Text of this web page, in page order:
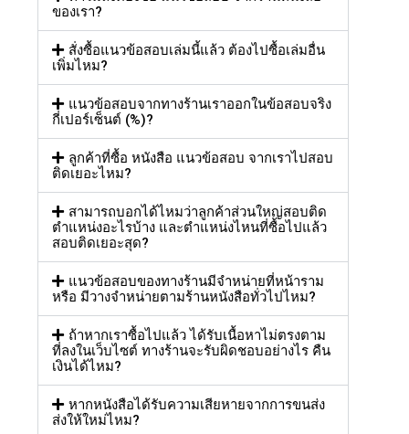
ของเรา?
สั่งซื้อแนวข้อสอบเล่มนี้แล้ว ต้องไปซื้อเล่มอื่น
เพิ่มไหม?
แนวข้อสอบจากทางร้านเราออกในข้อสอบจริง
กี่เปอร์เซ็นต์ (%)?
ลูกค้าที่ซื้อ หนังสือ แนวข้อสอบ จากเราไปสอบ
ติดเยอะไหม?
สามารถบอกได้ไหมว่าลูกค้าส่วนใหญ่สอบติด
ตำแหน่งอะไรบ้าง และตำแหน่งไหนที่ซื้อไปแล้ว
สอบติดเยอะสุด?
แนวข้อสอบของทางร้านมีจำหน่ายที่หน้าราม
หรือ มีวางจำหน่ายตามร้านหนังสือทั่วไปไหม?
ถ้าหากเราซื้อไปแล้ว ได้รับเนื้อหาไม่ตรงตาม
ที่ลงในเว็บไซต์ ทางร้านจะรับผิดชอบอย่างไร คืน
เงินได้ไหม?
หากหนังสือได้รับความเสียหายจากการขนส่ง
ส่งให้ใหม่ไหม?